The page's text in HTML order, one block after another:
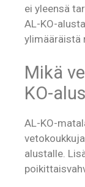
ei yleensä
AL-KO-
ylimääräistä
Mikä
KO-
AL-KO-
alustalle.